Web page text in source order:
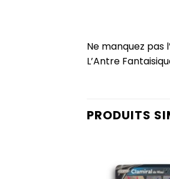
Ne manquez pas
L’Antre
PRODUITS